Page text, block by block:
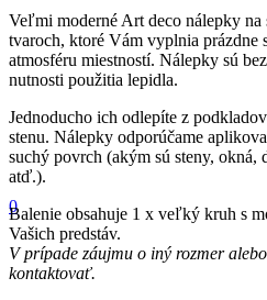
0
Veľmi moderné Art deco nálepky
tvaroch, ktoré Vám vyplnia prázdne
atmosféru miestností. Nálepky sú
nutnosti použitia lepidla.
Jednoducho ich odlepíte z
stenu. Nálepky odporúčame
suchý povrch (akým sú steny, okná,
atď.).
Balenie obsahuje 1 x veľký kruh s
Vašich predstáv.
V prípade záujmu o iný rozmer
kontaktovať.